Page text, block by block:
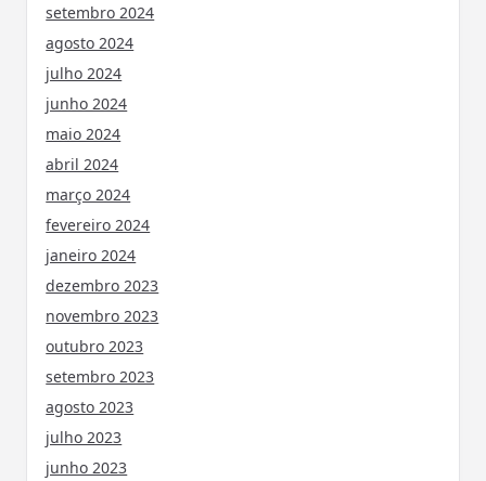
setembro 2024
agosto 2024
julho 2024
junho 2024
maio 2024
abril 2024
março 2024
fevereiro 2024
janeiro 2024
dezembro 2023
novembro 2023
outubro 2023
setembro 2023
agosto 2023
julho 2023
junho 2023